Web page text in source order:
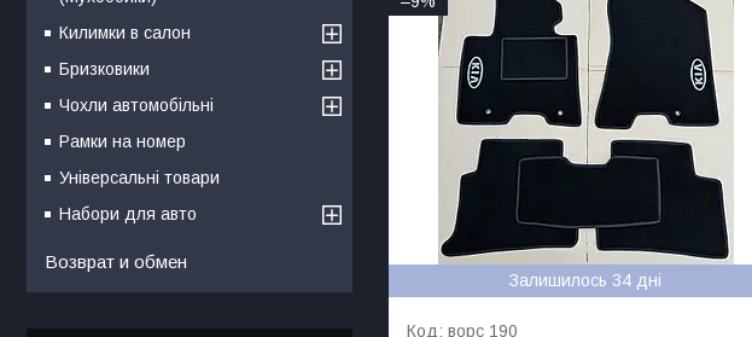
Залишилось 34 дні
ворс 190
Килимки в салон
Бризковики
Чохли автомобільні
Рамки на номер
Універсальні товари
Набори для авто
Возврат и обмен